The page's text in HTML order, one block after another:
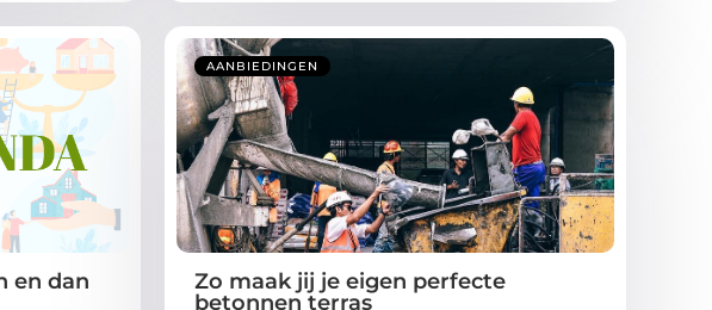
en dan
AANBIEDINGEN
Zo maak jij je eigen perfecte
betonnen terras